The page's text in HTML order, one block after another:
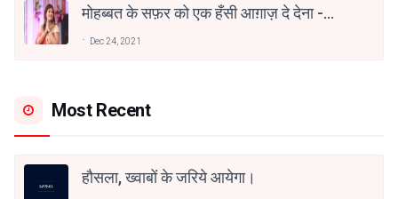
मोहब्बत के सफ़र को एक हँसी आग़ाज़ दे देना -
Dec 24, 2021
Most Recent
हौसला, ख्वाबों के जरिये आयेगा।